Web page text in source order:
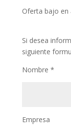
Oferta bajo en
Si desea
siguiente
Nombre *
Empresa